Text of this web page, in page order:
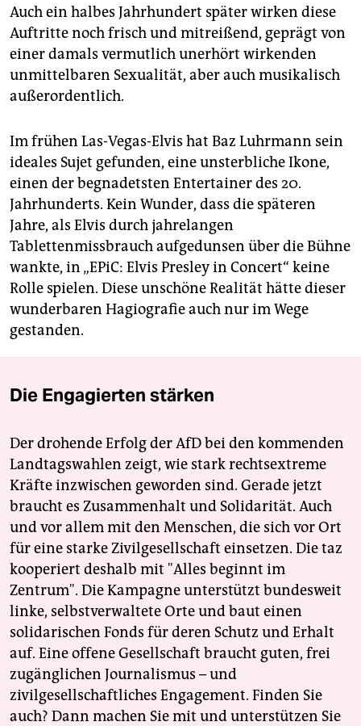
Auch ein halbes Jahrhundert später wirken diese
Auftritte noch frisch und mitreißend, geprägt von
einer damals vermutlich unerhört wirkenden
unmittelbaren Sexualität, aber auch musikalisch
außerordentlich.
Im frühen Las-Vegas-Elvis hat Baz Luhrmann sein
ideales Sujet gefunden, eine unsterbliche Ikone,
einen der begnadetsten Entertainer des 20.
Jahrhunderts. Kein Wunder, dass die späteren
Jahre, als Elvis durch jahrelangen
Tablettenmissbrauch aufgedunsen über die Bühne
wankte, in „EPiC: Elvis Presley in Concert“ keine
Rolle spielen. Diese unschöne Realität hätte dieser
wunderbaren Hagiografie auch nur im Wege
gestanden.
Die Engagierten stärken
Der drohende Erfolg der AfD bei den kommenden
Landtagswahlen zeigt, wie stark rechtsextreme
Kräfte inzwischen geworden sind. Gerade jetzt
braucht es Zusammenhalt und Solidarität. Auch
und vor allem mit den Menschen, die sich vor Ort
für eine starke Zivilgesellschaft einsetzen. Die taz
kooperiert deshalb mit "Alles beginnt im
Zentrum". Die Kampagne unterstützt bundesweit
linke, selbstverwaltete Orte und baut einen
solidarischen Fonds für deren Schutz und Erhalt
auf. Eine offene Gesellschaft braucht guten, frei
zugänglichen Journalismus – und
zivilgesellschaftliches Engagement. Finden Sie
auch? Dann machen Sie mit und unterstützen Sie